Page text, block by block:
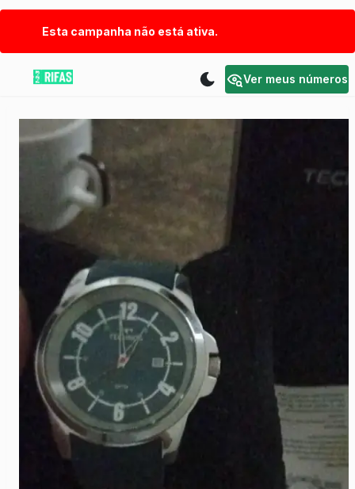
Esta campanha não está ativa.
Ver meus números